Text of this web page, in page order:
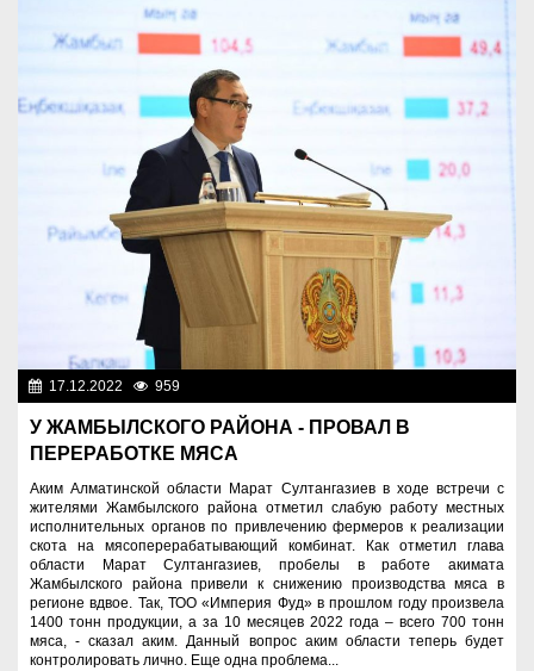
17.12.2022 959
У ЖАМБЫЛСКОГО РАЙОНА - ПРОВАЛ В
ПЕРЕРАБОТКЕ МЯСА
Аким Алматинской области Марат Султангазиев в ходе встречи с
жителями Жамбылского района отметил слабую работу местных
исполнительных органов по привлечению фермеров к реализации
скота на мясоперерабатывающий комбинат. Как отметил глава
области Марат Султангазиев, пробелы в работе акимата
Жамбылского района привели к снижению производства мяса в
регионе вдвое. Так, ТОО «Империя Фуд» в прошлом году произвела
1400 тонн продукции, а за 10 месяцев 2022 года – всего 700 тонн
мяса, - сказал аким. Данный вопрос аким области теперь будет
контролировать лично. Еще одна проблема...